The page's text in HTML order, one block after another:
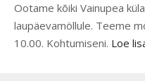
Ootame kõiki Vainupea
laupäevamöllule. Teeme
10.00. Kohtumiseni. Loe